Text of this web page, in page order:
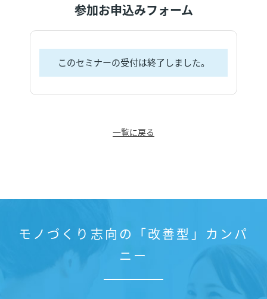
参加お申込みフォーム
このセミナーの受付は終了しました。
一覧に戻る
モノづくり志向の「改善型」カンパ
ニー